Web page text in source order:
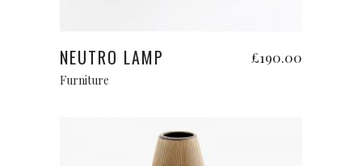
NEUTRO LAMP £190.00
Furniture